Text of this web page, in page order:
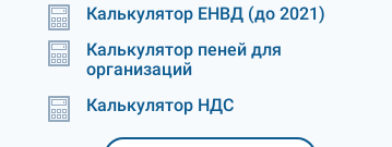
Калькулятор ЕНВД (до 2021)
Калькулятор пеней для
организаций
Калькулятор НДС